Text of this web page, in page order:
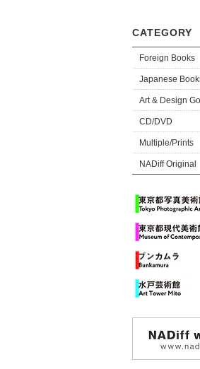
CATEGORY
Foreign Books
Japanese
Art & Design
CD/DVD
Multiple/Prints
NADiff Original